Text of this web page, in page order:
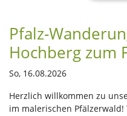
Pfalz-
Hochberg zum
So, 16.08.2026
Herzlich willkommen zu
im malerischen